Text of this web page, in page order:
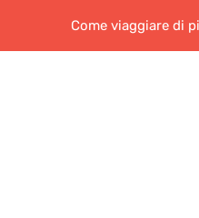
Come viaggiare di